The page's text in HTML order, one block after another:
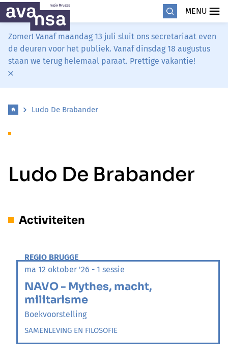
MENU
Zomer! Vanaf maandag 13 juli sluit ons secretariaat even
de deuren voor het publiek. Vanaf dinsdag 18 augustus
staan we terug helemaal paraat. Prettige vakantie!
Ludo De Brabander
Ludo De Brabander
Activiteiten
REGIO BRUGGE
ma 12 oktober '26 - 1 sessie
NAVO - Mythes, macht,
militarisme
Boekvoorstelling
SAMENLEVING EN FILOSOFIE